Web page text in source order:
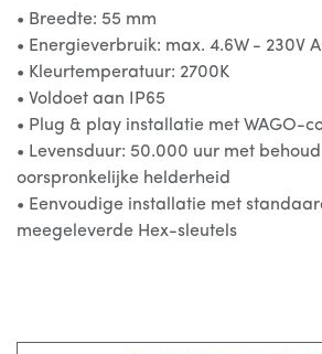
• Breedte: 55 mm
• Energieverbruik: max. 4.6W - 230V
• Kleurtemperatuur: 2700K
• Voldoet aan IP65
• Plug & play installatie met WAGO-
• Levensduur: 50.000 uur met
oorspronkelijke helderheid
• Eenvoudige installatie met
meegeleverde Hex-sleutels